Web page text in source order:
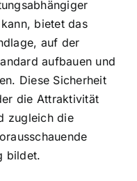
bietet das
auf der
aufbauen und
Diese Sicherheit
die Attraktivität
zugleich die
bildet.